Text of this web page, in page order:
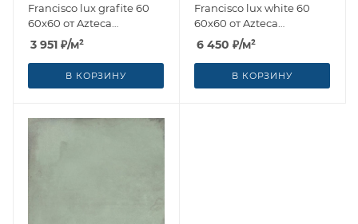
Francisco lux grafite 60
60x60 от Azteca
(Испания)
3 951 ₽/м²
В КОРЗИНУ
Francisco lux white 60
60x60 от Azteca
(Испания)
6 450 ₽/м²
В КОРЗИНУ